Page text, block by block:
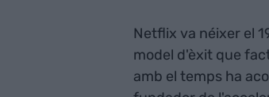
Netflix va néixer el
model d'èxit que
amb el temps ha